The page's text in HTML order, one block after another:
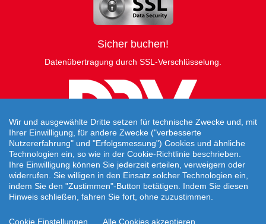
Sicher buchen!
Datenübertragung durch SSL-Verschlüsselung.
Travelcheck © 2026
Wir und ausgewählte Dritte setzen für technische Zwecke und, mit
Ihrer Einwilligung, für andere Zwecke ("verbesserte
Nutzererfahrung" und "Erfolgsmessung") Cookies und ähnliche
Technologien ein, so wie in der Cookie-Richtlinie beschrieben.
Ihre Einwilligung können Sie jederzeit erteilen, verweigern oder
widerrufen. Sie willigen in den Einsatz solcher Technologien ein,
indem Sie den "Zustimmen"-Button betätigen. Indem Sie diesen
Hinweis schließen, fahren Sie fort, ohne zuzustimmen.
Cookie Einstellungen Alle Cookies akzeptieren